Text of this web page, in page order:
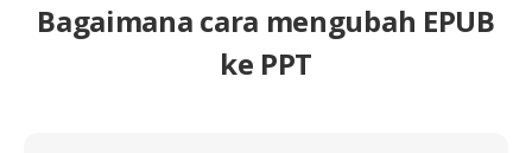
Bagaimana cara mengubah EPUB
ke PPT